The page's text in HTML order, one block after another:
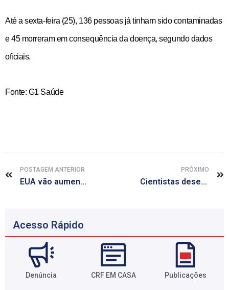
Até a sexta-feira (25), 136 pessoas já tinham sido contaminadas
e 45 morreram em consequência da doença, segundo dados
oficiais.
Fonte: G1 Saúde
POSTAGEM ANTERIOR
EUA vão aumentar controle sobre venda de analgésicos
PRÓXIMO
Cientistas desenvolvem exame para sete tipos de câncer de mama
Acesso Rápido
Denúncia CRF EM CASA Publicações